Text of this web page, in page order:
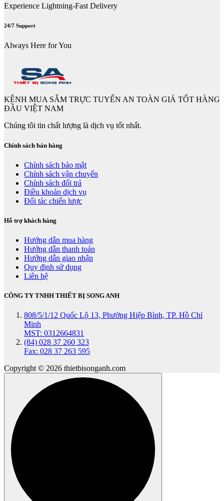
Experience Lightning-Fast Delivery
24/7 Support
Always Here for You
KÊNH MUA SẮM TRỰC TUYẾN AN TOÀN GIÁ TỐT HÀNG
ĐẦU VIỆT NAM
Chúng tôi tin chất lượng là dịch vụ tốt nhất.
Chính sách bán hàng
Chính sách bảo mật
Chính sách vận chuyển
Chính sách đổi trả
Điều khoản dịch vụ
Đối tác chiến lược
Hỗ trợ khách hàng
Hướng dẫn mua hàng
Hướng dẫn thanh toán
Hướng dẫn giao nhận
Quy định sử dụng
Liên hệ
CÔNG TY TNHH THIẾT BỊ SONG ANH
808/5/1/12 Quốc Lộ 13, Phường Hiệp Bình, TP. Hồ Chí
Minh
MST: 0312664831
(84) 028 37 260 323
Fax: 028 37 263 595
Copyright © 2026 thietbisonganh.com